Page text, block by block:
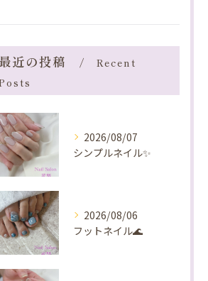
最近の投稿
Recent
2026/08/07
シンプルネイル✨️
2026/08/06
フットネイル🌊